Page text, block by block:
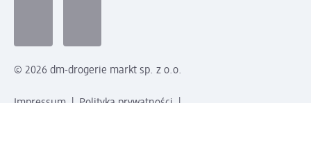
© 2026 dm-drogerie markt sp. z o.o.
Impressum
Polityka prywatności